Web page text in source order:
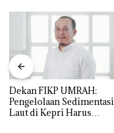
Dekan FIKP UMRAH:
Pengelolaan Sedimentasi
Laut di Kepri Harus